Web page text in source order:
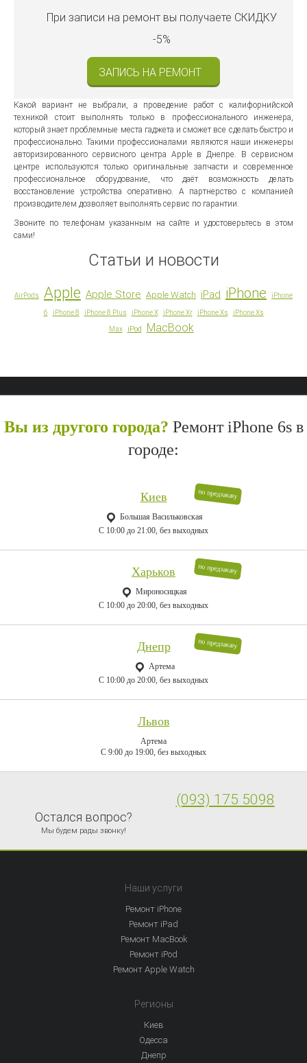
При записи на ремонт вы получаете СКИДКУ
-5%
ЗАПИСЬ НА РЕМОНТ
Какой вариант не выбрали, а проведение работ с калифорнийской
техникой стоит выполнять только в профессионального инженера,
который знает проблемные места гаджета и сможет все сделать быстро и
профессионально. Такими профессионалами являются наши инженеры
авторизированного сервисного центра Apple в Днепре. В сервисном
центре используются только оригинальные запчасти и современное
профессиональное оборудование, что даёт возможность делать
восстановление устройства оперативно. А партнерство с компанией
производителем дозволяет выполнять сервис по гарантии.
Звоните по телефонам указанным на сайте и удостоверьтесь в этом
сами!
Статьи и новости
AirPods Apple Apple Store Apple Watch iPad iPhone
iPhone
6
iPhone 8 iPhone 8 Plus iPhone X iPhone Xr iPhone Xs
iPhone Xs
Max
iPod MacBook
Вы из другого города? Ремонт iPhone 6s в
городе:
по предзаказу
Киев
Большая Васильковская
C 10:00 до 21:00, без выходных
по предзаказу
Харьков
Мироносицкая
C 10:00 до 20:00, без выходных
по предзаказу
Днепр
Артема
C 10:00 до 20:00, без выходных
Львов
Артема
C 9:00 до 19:00, без выходных
Остался вопрос?
Мы будем рады звонку!
(093) 175 5098
Наши услуги
Ремонт iPhone
Ремонт iPad
Ремонт MacBook
Ремонт iPod
Ремонт Apple Watch
Регионы
Киев
Одесса
Днепр